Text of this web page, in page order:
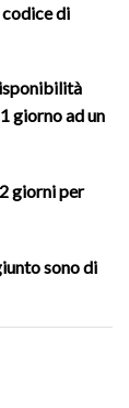
di
giorno ad un
giorni per
sono di